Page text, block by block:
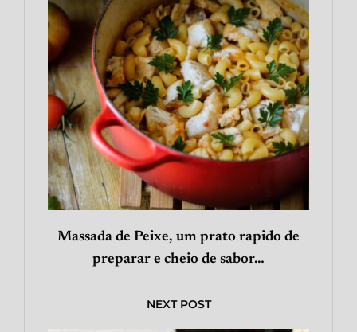
Massada de Peixe, um prato rapido de
preparar e cheio de sabor…
NEXT POST